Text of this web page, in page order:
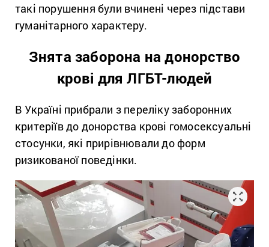
такі порушення були вчинені через підстави
гуманітарного характеру.
Знята заборона на донорство
крові для ЛГБТ-людей
В Україні прибрали з переліку заборонних
критеріїв до донорства крові гомосексуальні
стосунки, які прирівнювали до форм
ризикованої поведінки.